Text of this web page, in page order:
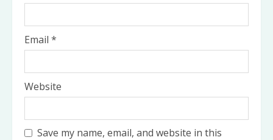
Email *
Website
Save my name, email, and website in this